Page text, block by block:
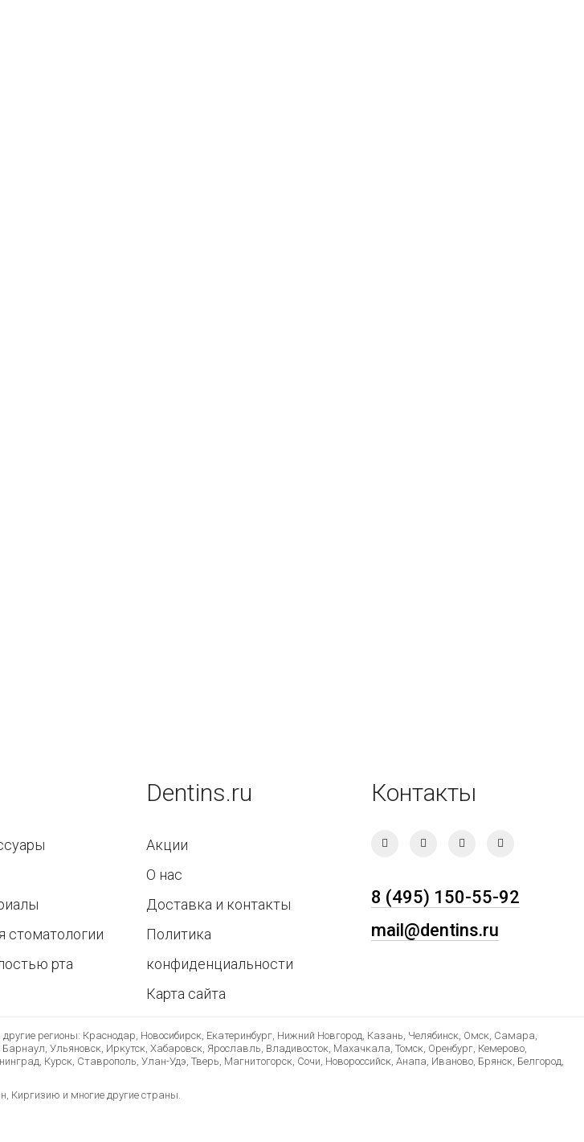
стоматологии
рта
Dentins.ru
Акции
О нас
Доставка и контакты
Политика
конфиденциальности
Карта сайта
Контакты
8 (495) 150-55-92
mail@dentins.ru
регионы: Краснодар, Новосибирск, Екатеринбург, Нижний Новгород, Казань, Челябинск, Омск, Самара,
Ульяновск, Иркутск, Хабаровск, Ярославль, Владивосток, Махачкала, Томск, Оренбург, Кемерово,
Курск, Ставрополь, Улан-Удэ, Тверь, Магнитогорск, Сочи, Новороссийск, Анапа, Иваново, Брянск, Белгород,
Киргизию и многие другие страны.